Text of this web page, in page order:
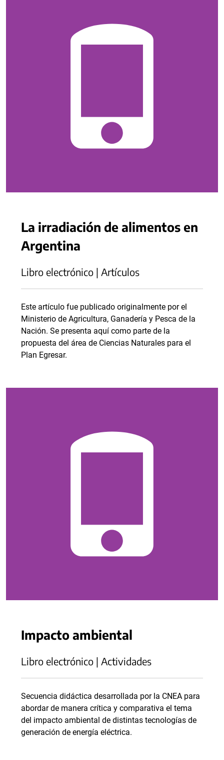
La irradiación de alimentos en
Argentina
Libro electrónico | Artículos
Este artículo fue publicado originalmente por el
Ministerio de Agricultura, Ganadería y Pesca de la
Nación. Se presenta aquí como parte de la
propuesta del área de Ciencias Naturales para el
Plan Egresar.
Impacto ambiental
Libro electrónico | Actividades
Secuencia didáctica desarrollada por la CNEA para
abordar de manera crítica y comparativa el tema
del impacto ambiental de distintas tecnologías de
generación de energía eléctrica.